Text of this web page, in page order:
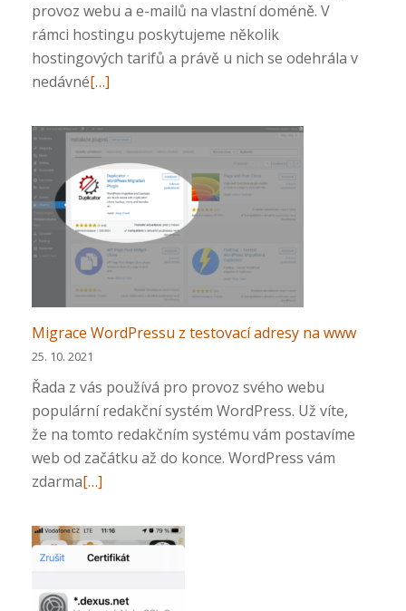
provoz webu a e-mailů na vlastní doméně. V
rámci hostingu poskytujeme několik
hostingových tarifů a právě u nich se odehrála v
nedávnéPřečtěte
více
o
Navýšení
kapacity
e-
mailových
schránek
[…]
Migrace WordPressu z testovací adresy na www
25. 10. 2021
Řada z vás používá pro provoz svého webu
populární redakční systém WordPress. Už víte,
že na tomto redakčním systému vám postavíme
web od začátku až do konce. WordPress vám
zdarmaPřečtěte
více
o
WordPressu
[…]